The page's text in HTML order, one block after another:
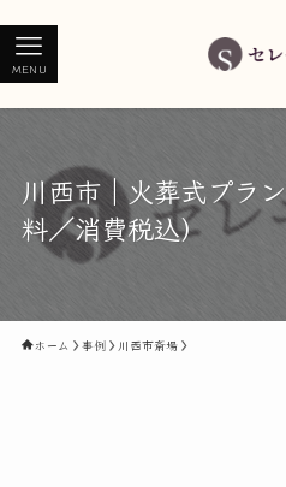
MENU
川西市｜火葬式プラ
料／消費税込）
ホーム 事例 川西市斎場